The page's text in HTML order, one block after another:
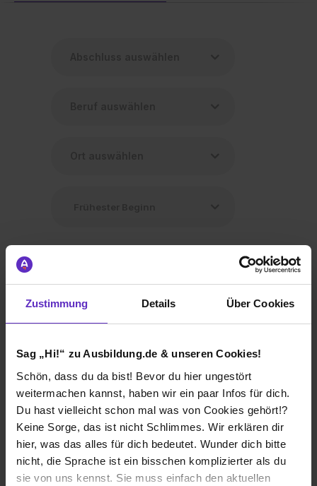
Zustimmung Details Über Cookies
Sag „Hi!“ zu Ausbildung.de & unseren Cookies!
Schön, dass du da bist! Bevor du hier ungestört
weitermachen kannst, haben wir ein paar Infos für dich.
Du hast vielleicht schon mal was von Cookies gehört!?
Keine Sorge, das ist nicht Schlimmes. Wir erklären dir
hier, was das alles für dich bedeutet. Wunder dich bitte
nicht, die Sprache ist ein bisschen komplizierter als du
sie von uns kennst. Sie muss einfach den aktuellen
Ausbildung Industriekaufmann /
beiWIRUS Fenster GmbH & Co. KG
33397 Rietberg
01.08.2026
3 freie Plätze